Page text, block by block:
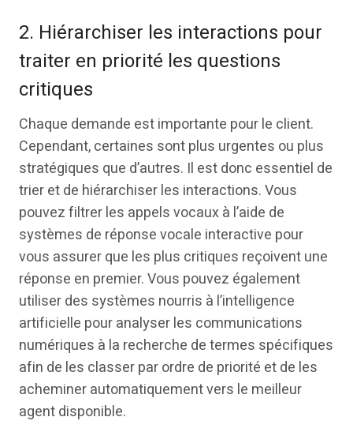
2. Hiérarchiser les interactions pour
traiter en priorité les questions
critiques
Chaque demande est importante pour le client.
Cependant, certaines sont plus urgentes ou plus
stratégiques que d’autres. Il est donc essentiel de
trier et de hiérarchiser les interactions. Vous
pouvez filtrer les appels vocaux à l’aide de
systèmes de réponse vocale interactive pour
vous assurer que les plus critiques reçoivent une
réponse en premier. Vous pouvez également
utiliser des systèmes nourris à l’intelligence
artificielle pour analyser les communications
numériques à la recherche de termes spécifiques
afin de les classer par ordre de priorité et de les
acheminer automatiquement vers le meilleur
agent disponible.